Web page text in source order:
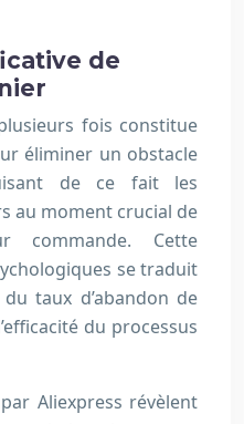
de
fois constitue
éliminer un obstacle
de ce fait les
au moment crucial de
commande. Cette
se traduit
taux d’abandon de
du processus
Aliexpress révèlent